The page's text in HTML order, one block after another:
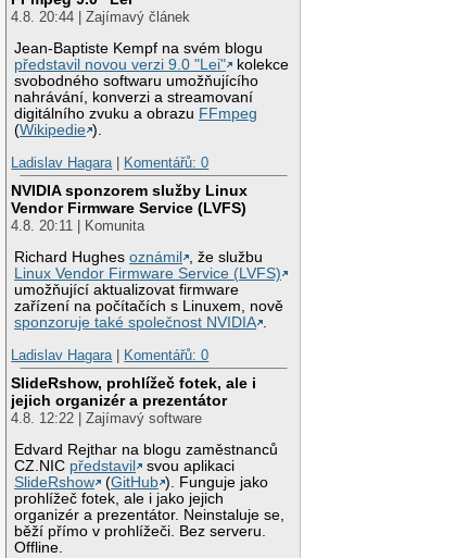
4.8. 20:44 | Zajímavý článek
Jean-Baptiste Kempf na svém blogu
představil novou verzi 9.0 "Lei"
kolekce
svobodného softwaru umožňujícího
nahrávání, konverzi a streamovaní
digitálního zvuku a obrazu FFmpeg
(Wikipedie ).
Ladislav Hagara
Komentářů: 0
NVIDIA sponzorem služby Linux
Vendor Firmware Service (LVFS)
4.8. 20:11 | Komunita
Richard Hughesoznámil
, že službu
Linux Vendor Firmware Service (LVFS)
umožňující aktualizovat firmware
zařízení na počítačích s Linuxem, nově
sponzoruje také společnost NVIDIA .
Ladislav Hagara | Komentářů: 0
SlideRshow, prohlížeč fotek, ale i
jejich organizér a prezentátor
4.8. 12:22 | Zajímavý software
Edvard Rejthar na blogu zaměstnanců
CZ.NIC představil
svou aplikaci
SlideRshow
(GitHub ). Funguje jako
prohlížeč fotek, ale i jako jejich
organizér a prezentátor. Neinstaluje se,
běží přímo v prohlížeči. Bez serveru.
Offline.